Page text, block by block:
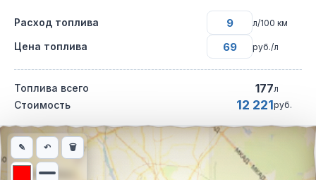
Расход топлива л/100 км
Цена топлива руб./л
Топлива всего 177л
Стоимость 12 221руб.
Интерактивная карта автомобильного маршрута из города
✎ ↶ 🗑